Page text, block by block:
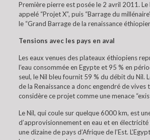
Première pierre est posée le 2 avril 2011. Le
appelé “Projet X”, puis “Barrage du
le “Grand Barrage de la renaissance
Tensions avec les pays en aval
Les eaux venues des plateaux éthiopiens
l’eau consommée en Egypte et 95 % en
seul, le Nil bleu fournit 59 % du débit du Nil.
de la Renaissance a donc engendré de vives
considère ce projet comme une menace
Le Nil, qui coule sur quelque 6000 km, est
d’approvisionnement en eau et en
une dizaine de pays d’Afrique de l’Est.